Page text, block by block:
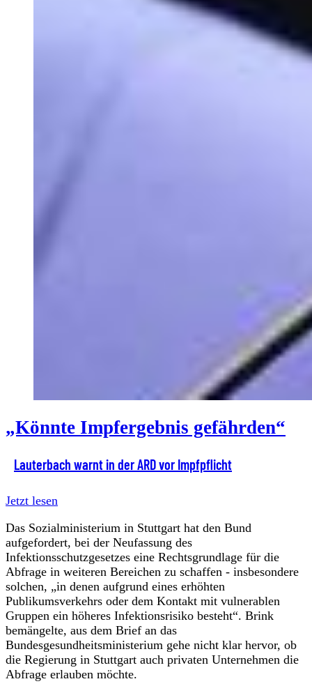
„Könnte Impfergebnis gefährden“
Lauterbach warnt in der ARD vor Impfpflicht
Jetzt lesen
Das Sozialministerium in Stuttgart hat den Bund
aufgefordert, bei der Neufassung des
Infektionsschutzgesetzes eine Rechtsgrundlage für die
Abfrage in weiteren Bereichen zu schaffen - insbesondere
solchen, „in denen aufgrund eines erhöhten
Publikumsverkehrs oder dem Kontakt mit vulnerablen
Gruppen ein höheres Infektionsrisiko besteht“. Brink
bemängelte, aus dem Brief an das
Bundesgesundheitsministerium gehe nicht klar hervor, ob
die Regierung in Stuttgart auch privaten Unternehmen die
Abfrage erlauben möchte.